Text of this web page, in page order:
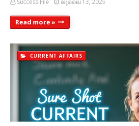
Success File ജൂലൈ 13, 2025
Read more »
CURRENT AFFAIRS